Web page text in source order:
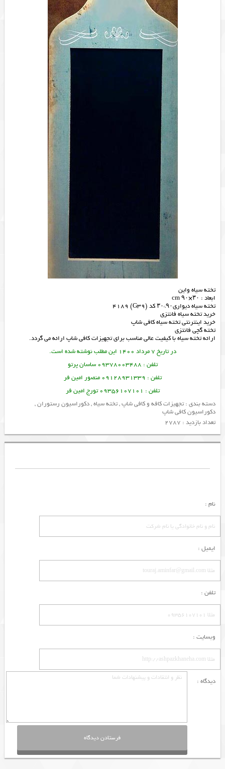
تخته سیاه واین
ابعاد : ۳۰×۹۰ cm
تخته سیاه دیواری۹۰*۳۰ کد (G39) 4189
خرید تخته سیاه فانتزی
خرید اینترنتی تخته سیاه کافی شاپ
تخته گچی فانتزی
ارائهتخته سیاهبا کیفیت عالی مناسب برایتجهیزات کافی شاپارائه می گردد.
در تاریخ 7 مرداد 1400 این مطلب نوشته شده است.
تلفن : 09378003488 ساسان پرتو
تلفن : 09128931339 منصور امین فر
تلفن : 09356107101 تورج امین فر
دسته بندی :تجهیزات کافه و کافی شاپ,تخته سیاه,دکوراسیون رستوران,
دکوراسیون کافی شاپ
تعداد بازدید : 2787
نام :
ایمیل :
تلفن :
وبسایت :
دیدگاه :